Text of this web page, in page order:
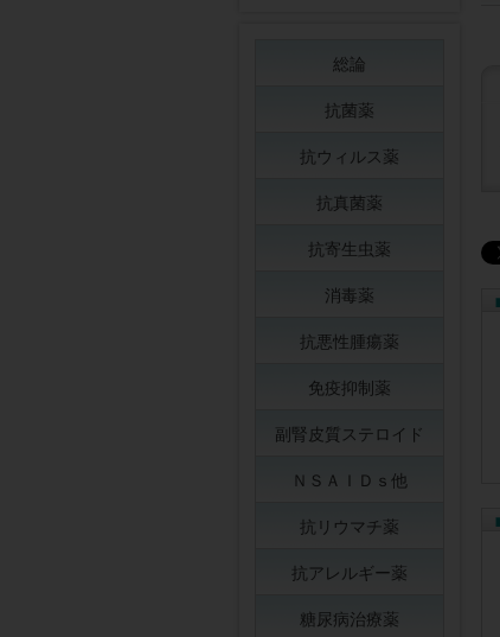
総論
抗菌薬
抗ウィルス薬
抗真菌薬
抗寄生虫薬
消毒薬
抗悪性腫瘍薬
免疫抑制薬
副腎皮質ステロイド
ＮＳＡＩＤｓ他
抗リウマチ薬
抗アレルギー薬
糖尿病治療薬